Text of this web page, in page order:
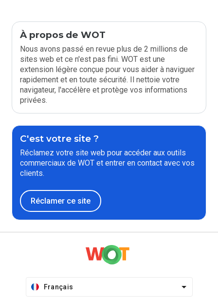
À propos de WOT
Nous avons passé en revue plus de 2 millions de
sites web et ce n'est pas fini. WOT est une
extension légère conçue pour vous aider à naviguer
rapidement et en toute sécurité. Il nettoie votre
navigateur, l'accélère et protège vos informations
privées.
C'est votre site ?
Réclamez votre site web pour accéder aux outils
commerciaux de WOT et entrer en contact avec vos
clients.
Réclamer ce site
Français